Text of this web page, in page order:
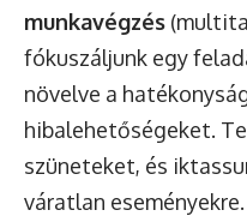
munkavégzés
fókuszáljunk egy
növelve a
hibalehetőségeket.
szüneteket, és
váratlan eseményekre.